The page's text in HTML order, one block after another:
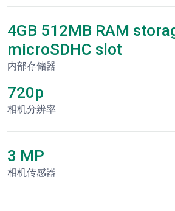
4GB 512MB RAM
microSDHC slot
内部存储器
720p
相机分辨率
3 MP
相机传感器